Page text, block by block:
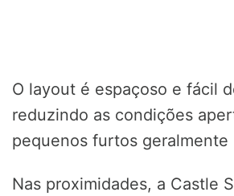
O layout é espaçoso e fácil
reduzindo as condições
pequenos furtos geralmente
Nas proximidades, a Castle